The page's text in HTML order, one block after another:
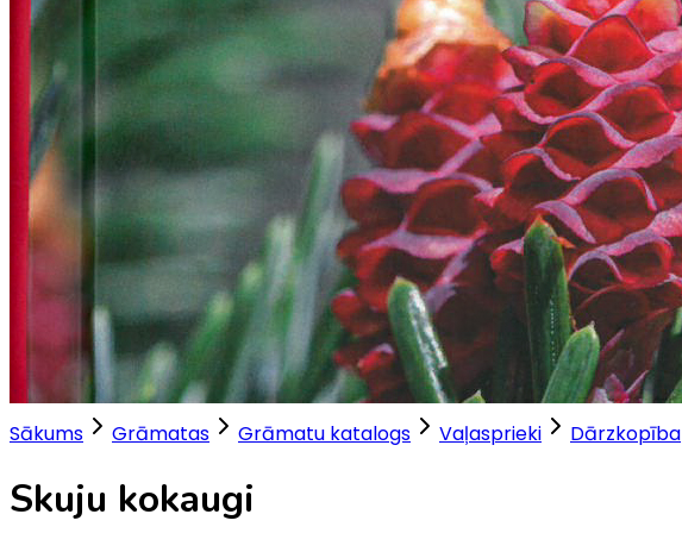
Sākums Grāmatas Grāmatu katalogs Vaļasprieki Dārzkopība
Skuju kokaugi